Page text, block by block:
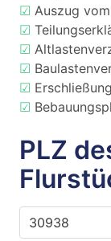
☑ Auszug
☑
☑
☑
☑
☑
PLZ